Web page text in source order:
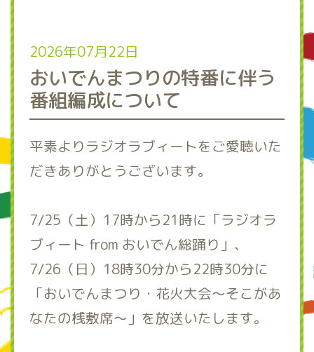
2026年07月22日
おいでんまつりの特番に伴う
番組編成について
平素よりラジオラブィートをご愛聴いた
だきありがとうございます。
7/25（土）17時から21時に「ラジオラ
ブィート from おいでん総踊り」、
7/26（日）18時30分から22時30分に
「おいでんまつり・花火大会～そこがあ
なたの桟敷席～」を放送いたします。